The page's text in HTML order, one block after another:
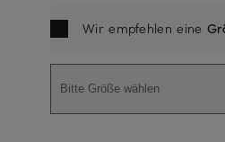
Wir empfehlen eine
Bitte Größe wählen